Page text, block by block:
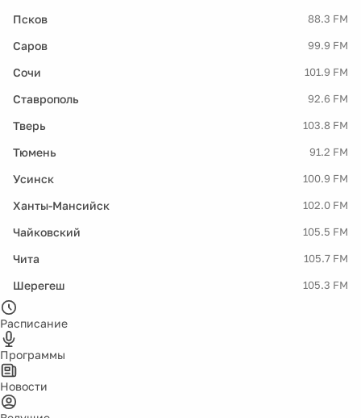
Псков 88.3 FM
Саров 99.9 FM
Сочи 101.9 FM
Ставрополь 92.6 FM
Тверь 103.8 FM
Тюмень 91.2 FM
Усинск 100.9 FM
Ханты-Мансийск 102.0 FM
Чайковский 105.5 FM
Чита 105.7 FM
Шерегеш 105.3 FM
Расписание
Программы
Новости